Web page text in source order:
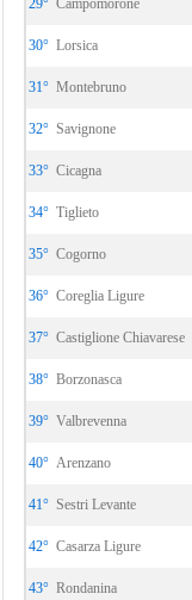
29° Campomorone
30° Lorsica
31° Montebruno
32° Savignone
33° Cicagna
34° Tiglieto
35° Cogorno
36° Coreglia Ligure
37° Castiglione Chiavarese
38° Borzonasca
39° Valbrevenna
40° Arenzano
41° Sestri Levante
42° Casarza Ligure
43° Rondanina